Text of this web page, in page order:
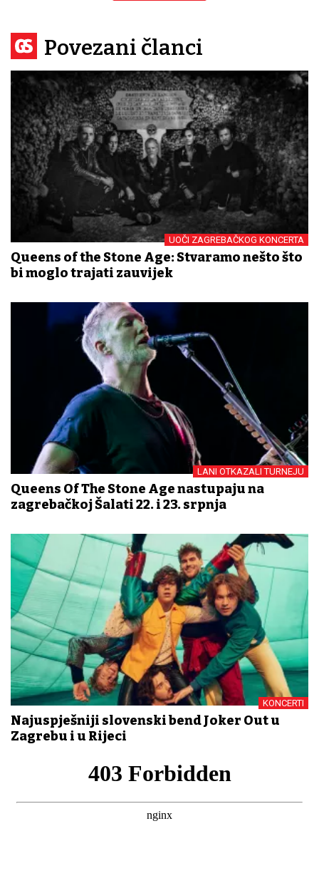
Povezani članci
UOČI ZAGREBAČKOG KONCERTA
Queens of the Stone Age: Stvaramo nešto što
bi moglo trajati zauvijek
LANI OTKAZALI TURNEJU
Queens Of The Stone Age nastupaju na
zagrebačkoj Šalati 22. i 23. srpnja
KONCERTI
Najuspješniji slovenski bend Joker Out u
Zagrebu i u Rijeci